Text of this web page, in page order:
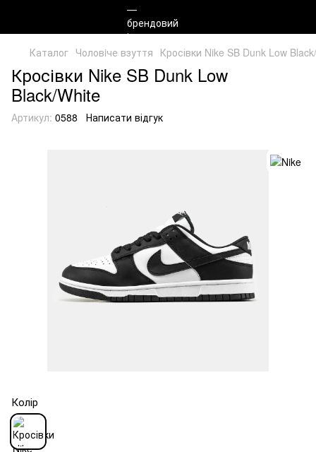
Каталог Чоловiче взуття Кросівки Nike SB Dunk Low
Кросівки Nike SB Dunk Low
Black/White
Артикул: 0588 Написати відгук
Колір